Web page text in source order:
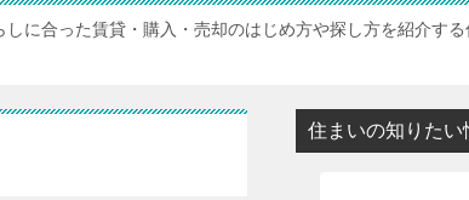
しに合った賃貸・購入・売却のはじめ方や探し方を紹介す
住まいの知りたい